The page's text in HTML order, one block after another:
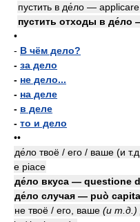
пустить в де́ло — applicare
пустить отходы в де́ло
•
- В чём дело?
- за дело
- не дело...
- на деле
- в деле
- то и дело
••
де́ло твоё / его / ваше (и
e piace
де́ло вкуса — questione
де́ло случая — può
не твоё / его, ваше (и т.д.)